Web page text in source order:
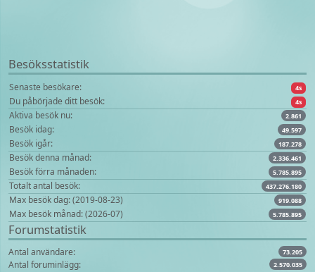
Besöksstatistik
Senaste besökare: 4s
Du påbörjade ditt besök: 4s
Aktiva besök nu: 2.861
Besök idag: 49.597
Besök igår: 187.278
Besök denna månad: 2.336.461
Besök förra månaden: 5.785.895
Totalt antal besök: 437.276.180
Max besök dag: (2019-08-23) 919.088
Max besök månad: (2026-07) 5.785.895
Forumstatistik
Antal användare: 73.205
Antal foruminlägg: 2.570.035